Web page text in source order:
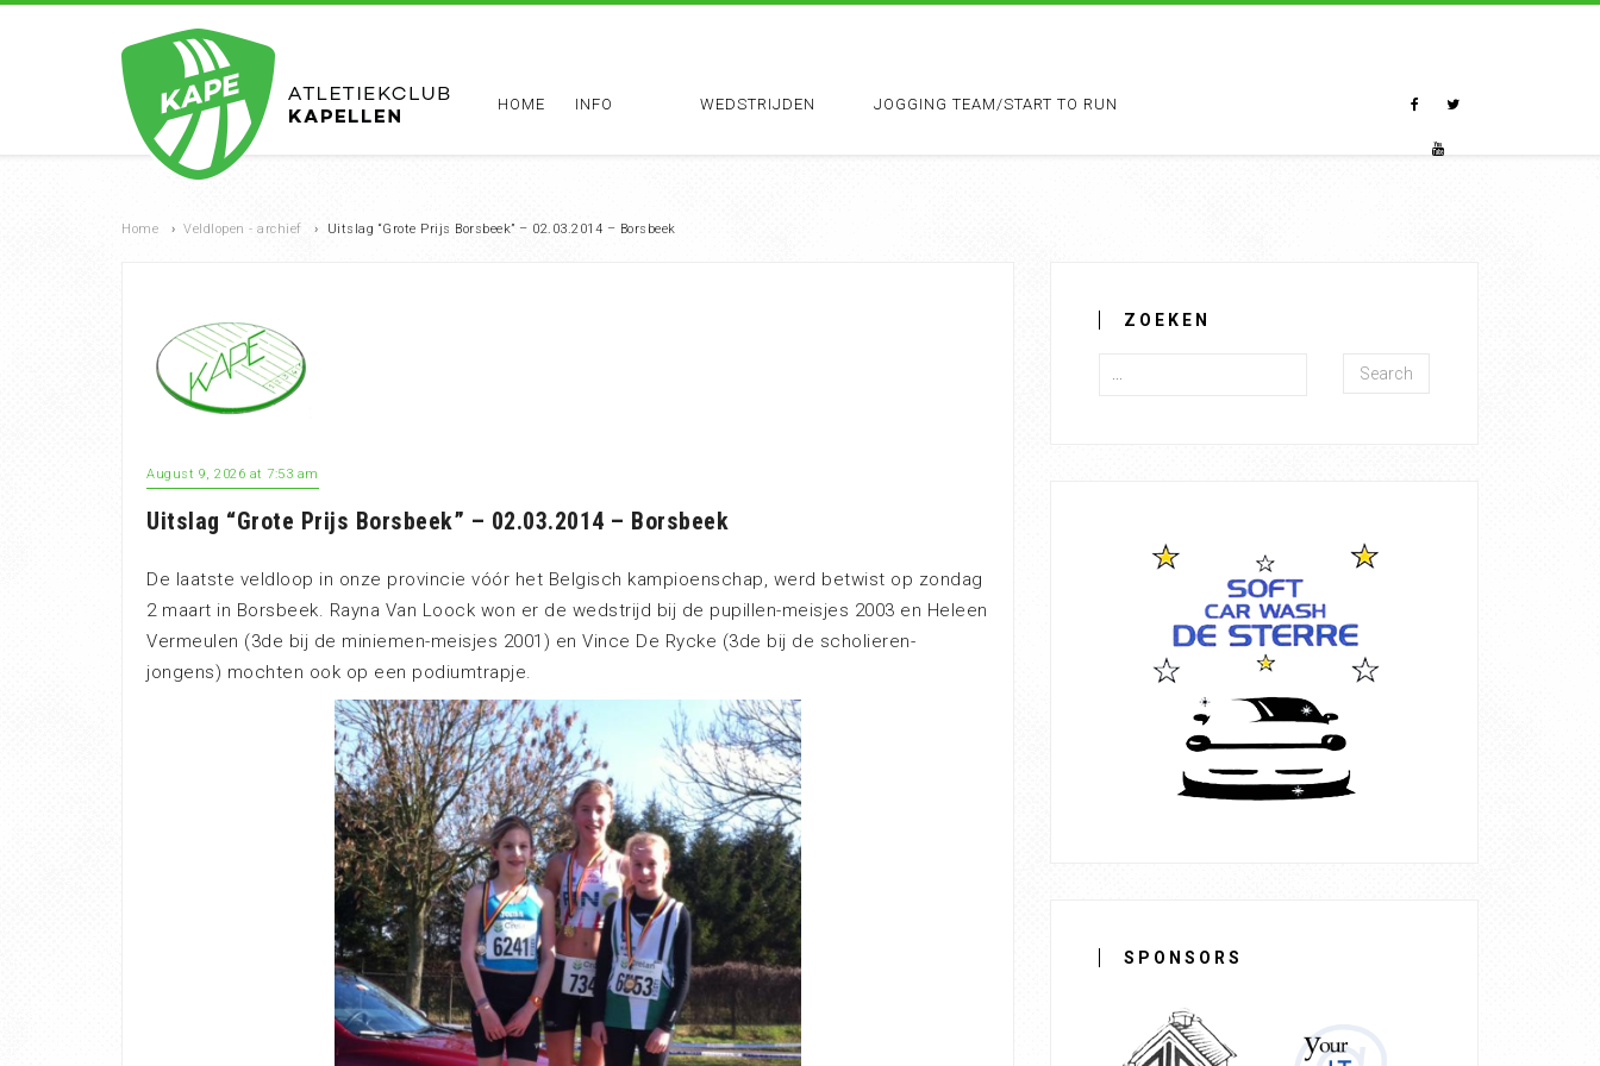
HOME INFO WEDSTRIJDEN JOGGING TEAM/START TO RUN
Home › Veldlopen - archief › Uitslag “Grote Prijs Borsbeek” – 02.03.2014 – Borsbeek
August 9, 2026 at 7:53 am
Uitslag “Grote Prijs Borsbeek” – 02.03.2014 – Borsbeek
De laatste veldloop in onze provincie vóór het Belgisch kampioenschap, werd betwist op zondag
2 maart in Borsbeek. Rayna Van Loock won er de wedstrijd bij de pupillen-meisjes 2003 en Heleen
Vermeulen (3de bij de miniemen-meisjes 2001) en Vince De Rycke (3de bij de scholieren-
jongens) mochten ook op een podiumtrapje.
ZOEKEN
Search
SPONSORS